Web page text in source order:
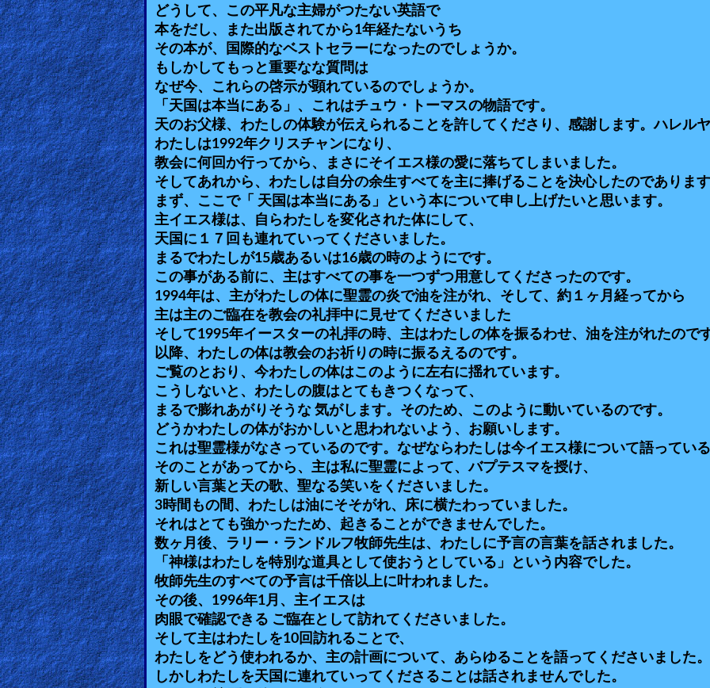
🎞
CBN
Videos
🎞
Kids
Videos
🎞
Worship
Music
🎞
Vids
for
New
Believers
Heaven
Hell
Prayer
Bible/Study
どうして、この平凡な主婦がつたない英語で
本をだし、また出版されてから1年経たないうち
その本が、国際的なベストセラーになったのでしょうか。
もしかしてもっと重要なな質問は
なぜ今、これらの啓示が顕れているのでしょうか。
「天国は本当にある」、これはチュウ・トーマスの物語です。
天のお父様、わたしの体験が伝えられることを許してくださり、感謝します。ハレル
わたしは1992年クリスチャンになり、
教会に何回か行ってから、まさにそイエス様の愛に落ちてしまいました。
そしてあれから、わたしは自分の余生すべてを主に捧げることを決心したのでありま
まず、ここで「 天国は本当にある」という本について申し上げたいと思います。
主イエス様は、自らわたしを変化された体にして、
天国に１７回も連れていってくださいました。
まるでわたしが15歳あるいは16歳の時のようにです。
この事がある前に、主はすべての事を一つずつ用意してくださったのです。
1994年は、主がわたしの体に聖霊の炎で油を注がれ、そして、約１ヶ月経ってから
主は主のご臨在を教会の礼拝中に見せてくださいました
そして1995年イースターの礼拝の時、主はわたしの体を振るわせ、油を注がれたので
以降、わたしの体は教会のお祈りの時に振るえるのです。
ご覧のとおり、今わたしの体はこのように左右に揺れています。
こうしないと、わたしの腹はとてもきつくなって、
まるで膨れあがりそうな 気がします。そのため、このように動いているのです。
どうかわたしの体がおかしいと思われないよう、お願いします。
これは聖霊様がなさっているのです。なぜならわたしは今イエス様について語ってい
そのことがあってから、主は私に聖霊によって、バプテスマを授け、
新しい言葉と天の歌、聖なる笑いをくださいました。
3時間もの間、わたしは油にそそがれ、床に横たわっていました。
それはとても強かったため、起きることができませんでした。
数ヶ月後、ラリー・ランドルフ牧師先生は、わたしに予言の言葉を話されました。
「神様はわたしを特別な道具として使おうとしている」という内容でした。
牧師先生のすべての予言は千倍以上に叶われました。
その後、1996年1月、主イエスは
肉眼で確認できる ご臨在として訪れてくださいました。
そして主はわたしを10回訪れることで、
わたしをどう使われるか、主の計画について、あらゆることを語ってくださいました
しかしわたしを天国に連れていってくださることは話されませんでした。